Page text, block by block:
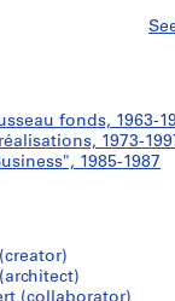
fonds, 1963-
1973-
1985-1987